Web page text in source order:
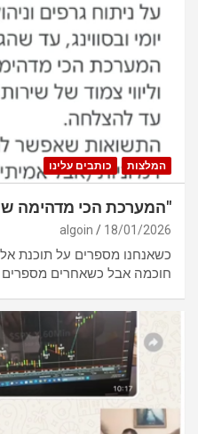
המלצות כותבים עלינו
"המערכת הכי מדהימה
18/01/2026
algoin
כשאנחנו מספרים על תוכנת
חוכמה אבל כשאחרים מספרים